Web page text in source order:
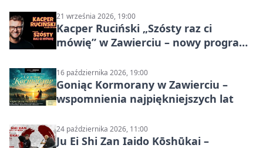
21 września 2026, 19:00
Kacper Ruciński „Szósty raz ci
mówię” w Zawierciu – nowy program
16 października 2026, 19:00
Goniąc Kormorany w Zawierciu –
wspomnienia najpiękniejszych lat
24 października 2026, 11:00
Ju Ei Shi Zan Iaido Kōshūkai –